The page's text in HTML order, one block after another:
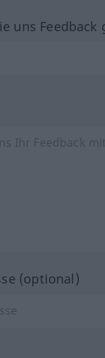
uns Feedback
(optional)